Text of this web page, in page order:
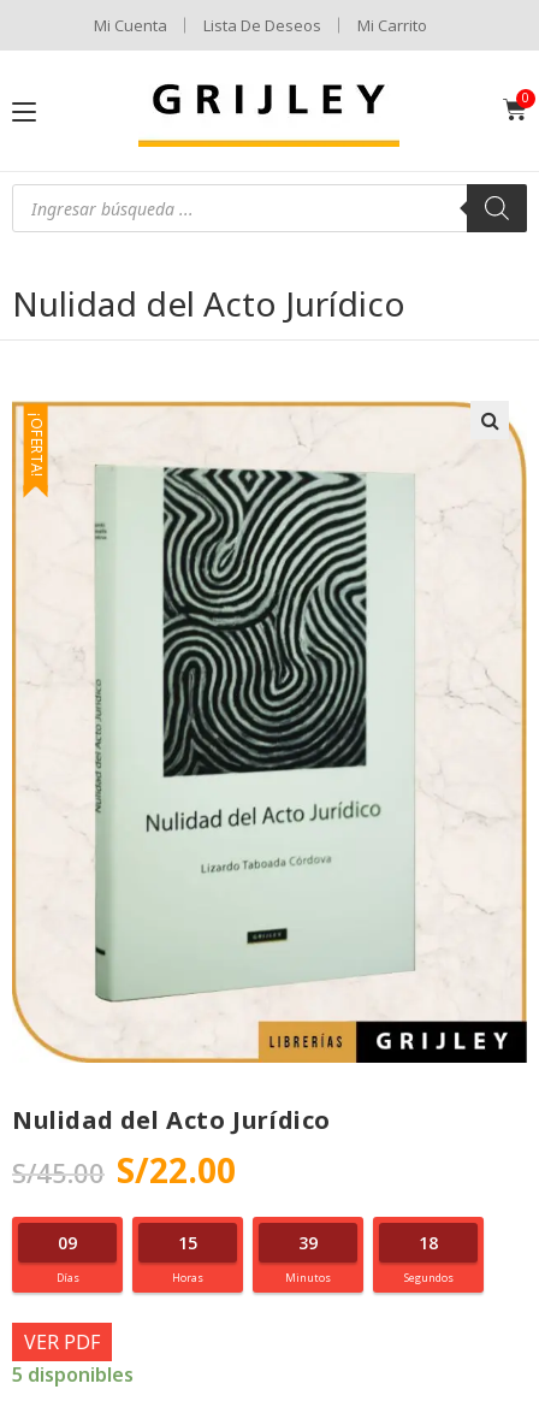
Mi Cuenta Lista De Deseos Mi Carrito
Nulidad del Acto Jurídico
¡OFERTA!
Nulidad del Acto Jurídico
S/45.00 S/22.00
09
Días
15
Horas
39
Minutos
18
Segundos
VER PDF
5 disponibles